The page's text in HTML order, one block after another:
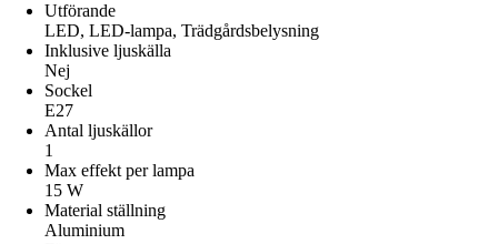
Utförande
LED, LED-lampa, Trädgårdsbelysning
Inklusive ljuskälla
Nej
Sockel
E27
Antal ljuskällor
1
Max effekt per lampa
15 W
Material ställning
Aluminium